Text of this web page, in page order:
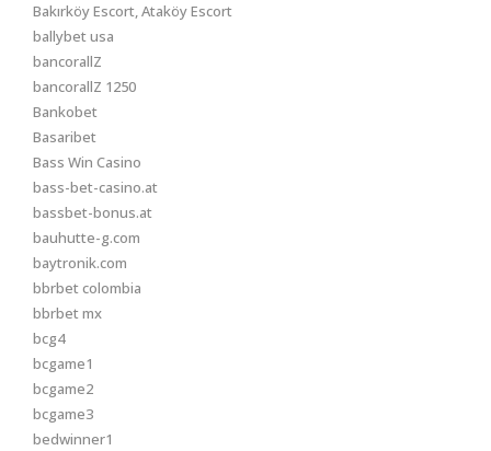
Bakırköy Escort, Ataköy Escort
ballybet usa
bancorallZ
bancorallZ 1250
Bankobet
Basaribet
Bass Win Casino
bass-bet-casino.at
bassbet-bonus.at
bauhutte-g.com
baytronik.com
bbrbet colombia
bbrbet mx
bcg4
bcgame1
bcgame2
bcgame3
bedwinner1